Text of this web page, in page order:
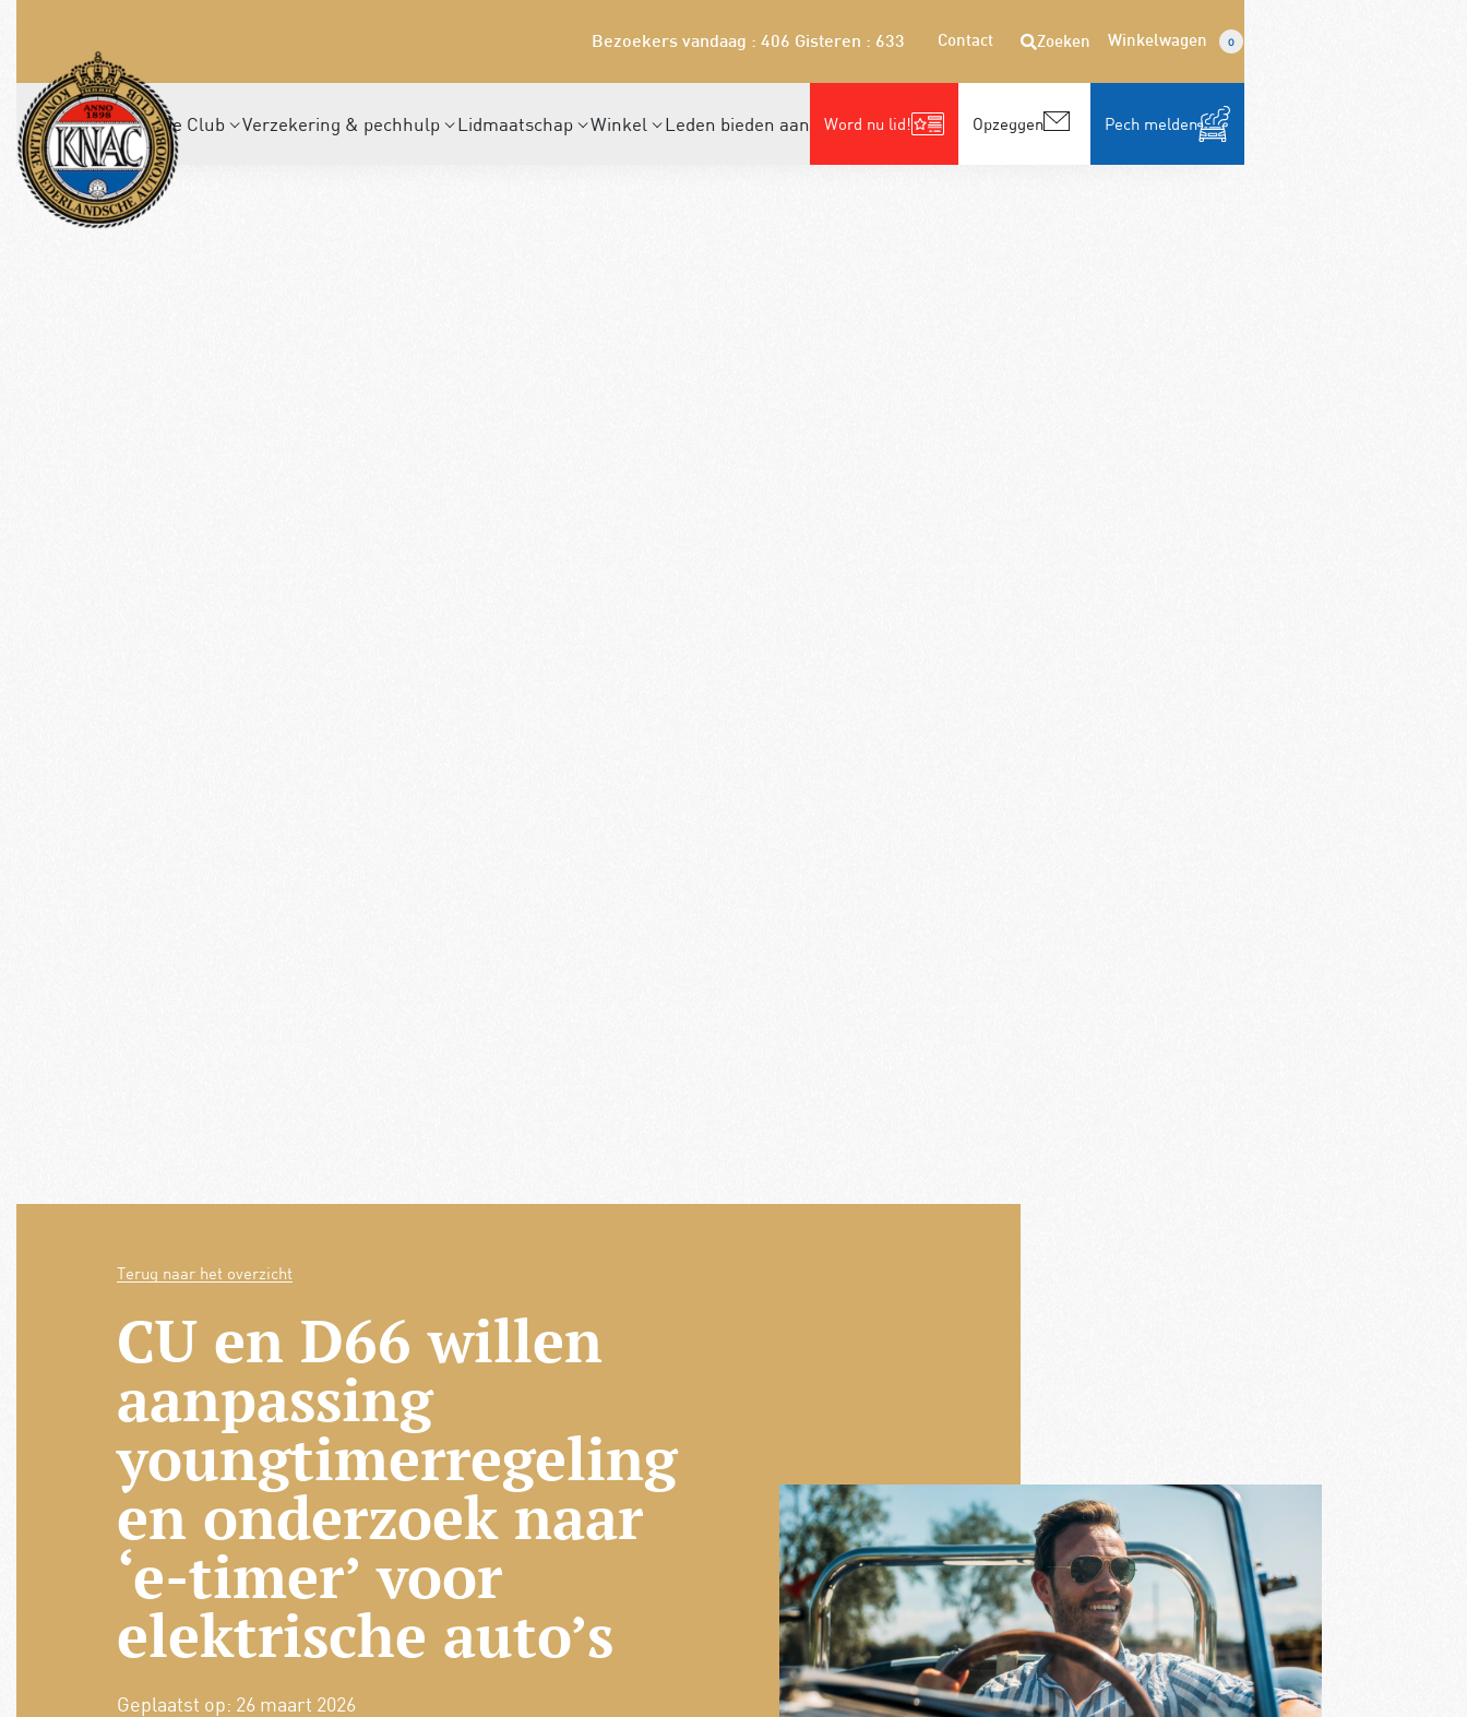
Bezoekers vandaag : 406 Gisteren : 633 Contact Zoeken Winkelwagen 0
De Club Verzekering & pechhulp Lidmaatschap Winkel Leden bieden aan Word nu lid! Opzeggen Pech melden
Terug naar het overzicht
CU en D66 willen
aanpassing
youngtimerregeling
en onderzoek naar
‘e-timer’ voor
elektrische auto’s
Geplaatst op: 26 maart 2026